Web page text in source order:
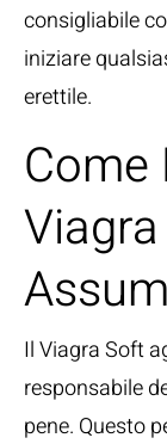
consigliabile
iniziare
erettile.
Come
Il Viagra Soft
responsabile
pene. Questo